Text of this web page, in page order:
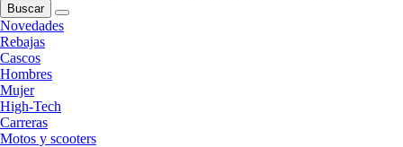
Buscar
Novedades
Rebajas
Cascos
Hombres
Mujer
High-Tech
Carreras
Motos y scooters